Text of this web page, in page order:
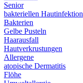
Senior
bakteriellen Hautinfektion
Bakterien
Gelbe Pusteln
Haarausfall
Hautverkrustungen
Allergene
atopische Dermatitis
Flöhe